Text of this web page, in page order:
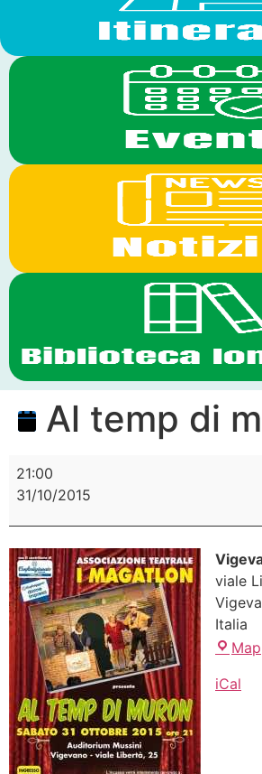
Al temp di
21:00
31/10/2015
viale
Italia
iCal